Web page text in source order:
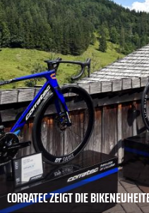
CORRATEC ZEIGT DIE